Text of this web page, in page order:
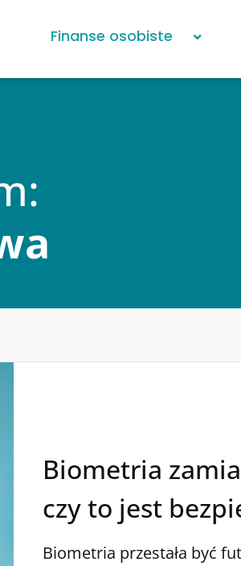
Finanse osobiste
Biometria
czy to jest
Biometria przestała być